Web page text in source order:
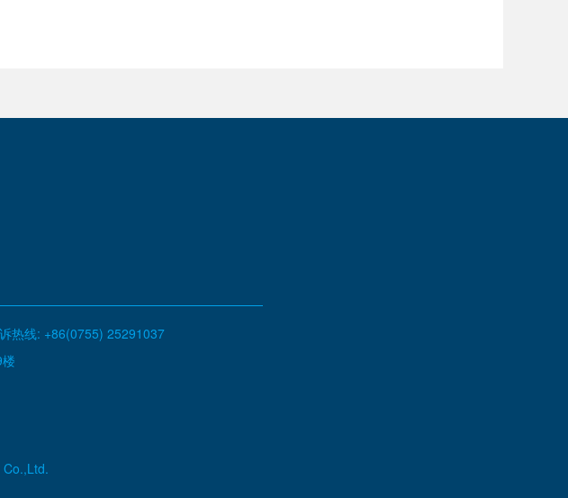
热线: +86(0755) 25291037